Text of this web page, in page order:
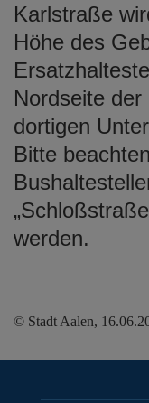
Karlstraße
Höhe des
Nordseite
dortigen
Bitte
werden.
© Stadt Aalen,